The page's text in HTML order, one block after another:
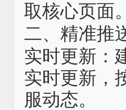
取核心页面。
二、精准推
实时更新‌：
实时更新，
服动态。